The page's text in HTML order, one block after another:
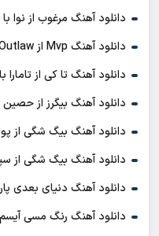
دانلود آهنگ مرغوب از نوا با کیفیت
دانلود آهنگ Mvp از Outlaw با کیفیت 320 + متن آهنگ
دانلود آهنگ تا کی از تامارا با کیفیت
دانلود آهنگ بیگرز از حصین با کیفیت
دانلود آهنگ بیگ شگی از پوتک با
دانلود آهنگ بیگ شگی از سپهر
دانلود آهنگ دنیای بعدی
دانلود آهنگ رنگ مسی آیسم،